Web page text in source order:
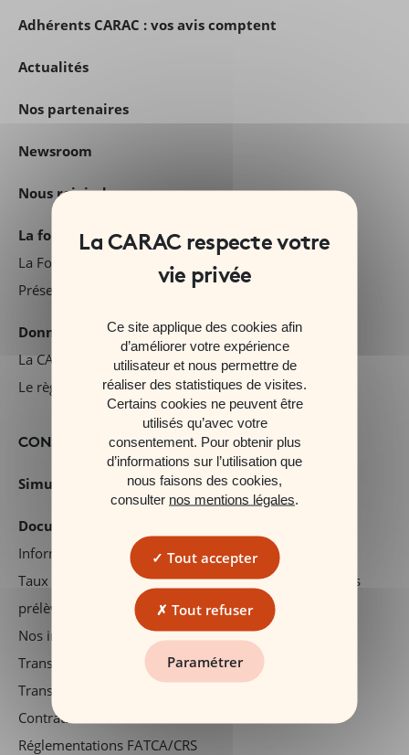
Adhérents CARAC : vos avis comptent
Actualités
Nos partenaires
Newsroom
Nous rejoindre
La fondation Carac
La Fondation d'entreprise CARAC
Présentez votre projet
Données personnelles
La CARAC et la protection des données personnelles
Le règlement général sur la protection des données
CONSEILS & OUTILS
Simulateurs
Documents réglementaires
Information précontractuelle
Taux de rendement nets du fonds euros en 2025, hors
prélèvements sociaux et fiscaux
Nos investissements durables
Transparence des frais
Transparence des droits exprimés en euros
Contrats en déshérence : informations et conseils
Réglementations FATCA/CRS
Ce site applique des cookies afin
d’améliorer votre expérience
utilisateur et nous permettre de
réaliser des statistiques de visites.
Certains cookies ne peuvent être
utilisés qu’avec votre
consentement. Pour obtenir plus
d’informations sur l’utilisation que
nous faisons des cookies,
consulter nos mentions légales
Tout accepter
Tout refuser
Paramétrer